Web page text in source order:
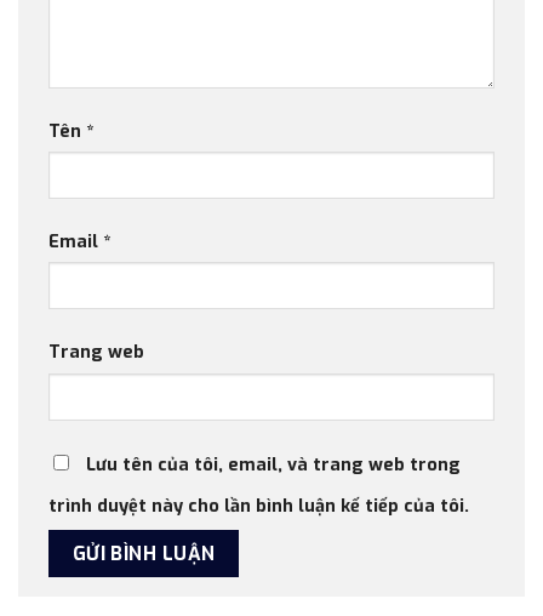
Tên *
Email *
Trang web
Lưu tên của tôi, email, và trang web trong
trình duyệt này cho lần bình luận kế tiếp của tôi.